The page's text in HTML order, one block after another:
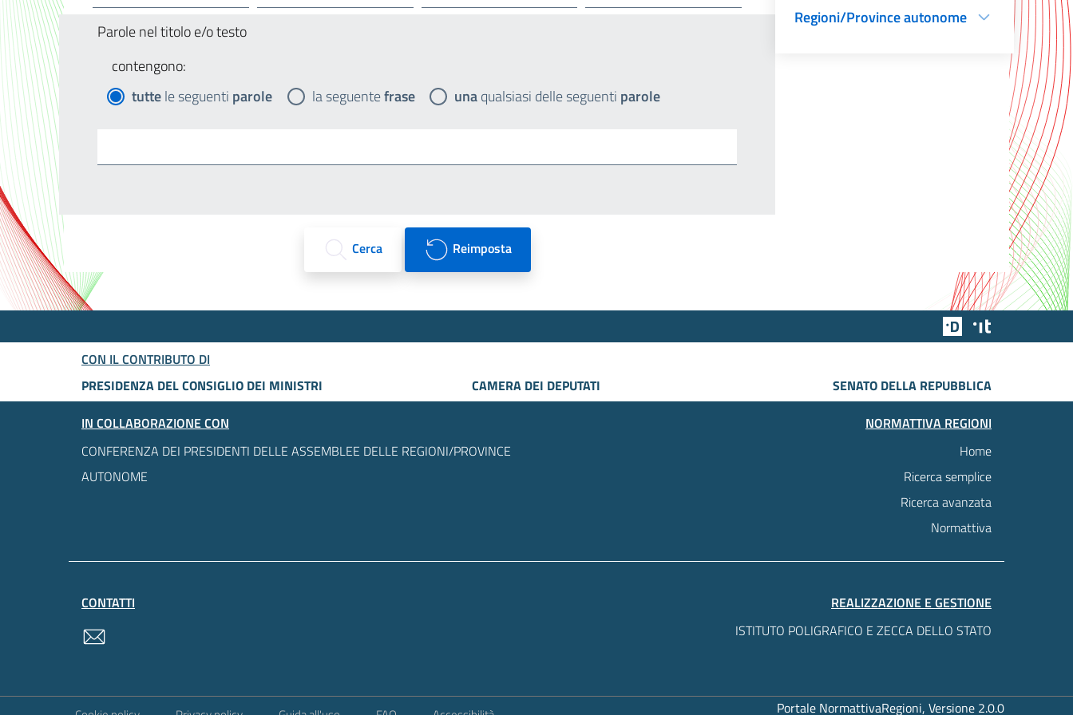
Parole nel titolo e/o testo
contengono:
tuttele seguenti parole la seguentefrase unaqualsiasi delle seguenti parole
Cerca Reimposta
Regioni/Province autonome
Team Digitale
CON IL CONTRIBUTO DI
PRESIDENZA DEL CONSIGLIO DEI MINISTRI
CAMERA DEI DEPUTATI
SENATO DELLA REPUBBLICA
IN COLLABORAZIONE CON
CONFERENZA DEI PRESIDENTI DELLE ASSEMBLEE DELLE REGIONI/PROVINCE
AUTONOME
NORMATTIVA REGIONI
Home
Ricerca semplice
Ricerca avanzata
Normattiva
CONTATTI
REALIZZAZIONE E GESTIONE
ISTITUTO POLIGRAFICO E ZECCA DELLO STATO
Portale NormattivaRegioni, Versione 2.0.0